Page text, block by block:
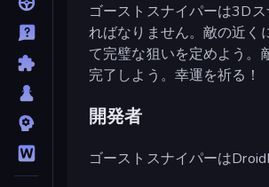
ゴーストスナイパーは3D
ればなりません。敵の近く
て完璧な狙いを定めよう。
完了しよう。幸運を祈る！
開発者
ゴーストスナイパーは